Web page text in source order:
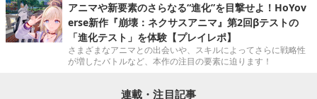
アニマや新要素のさらなる“進化”を目撃せよ！HoYov
erse新作『崩壊：ネクサスアニマ』第2回βテストの
「進化テスト」を体験【プレイレポ】
さまざまなアニマとの出会いや、スキルによってさらに戦略性
が増したバトルなど、本作の注目の要素に迫ります！
連載・注目記事